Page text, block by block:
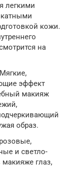
легкими
кожи.
на
эффект
макияж
образ.
и светло-
глаз,